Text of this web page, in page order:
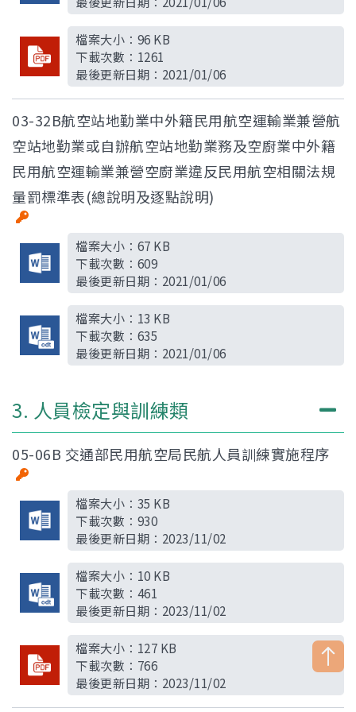
檔案大小： 96 KB
下載次數： 1261
最後更新日期： 2021/01/06
03-32B航空站地勤業中外籍民用航空運輸業兼營航
空站地勤業或自辦航空站地勤業務及空廚業中外籍
民用航空運輸業兼營空廚業違反民用航空相關法規
量罰標準表(總說明及逐點說明)
檔案大小： 67 KB
下載次數： 609
最後更新日期： 2021/01/06
檔案大小： 13 KB
下載次數： 635
最後更新日期： 2021/01/06
3. 人員檢定與訓練類
05-06B 交通部民用航空局民航人員訓練實施程序
檔案大小： 35 KB
下載次數： 930
最後更新日期： 2023/11/02
檔案大小： 10 KB
下載次數： 461
最後更新日期： 2023/11/02
檔案大小： 127 KB
下載次數： 766
最後更新日期： 2023/11/02